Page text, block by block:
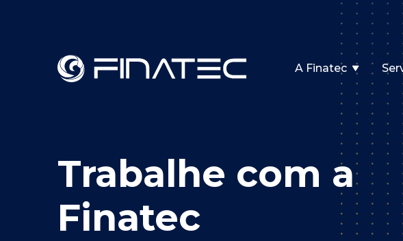
A Finatec
Trabalhe com a
Finatec